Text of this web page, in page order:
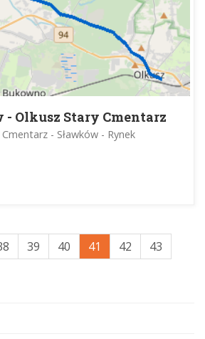
- Olkusz Stary Cmentarz
- Sławków - Rynek
39 40 41 42
43